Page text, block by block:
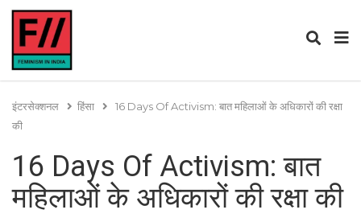
इंटरसेक्शनल हिंसा
16 Days Of Activism: बात महिलाओं के अधिकारों की रक्षा
की
16 Days Of Activism: बात
महिलाओं के अधिकारों की रक्षा की